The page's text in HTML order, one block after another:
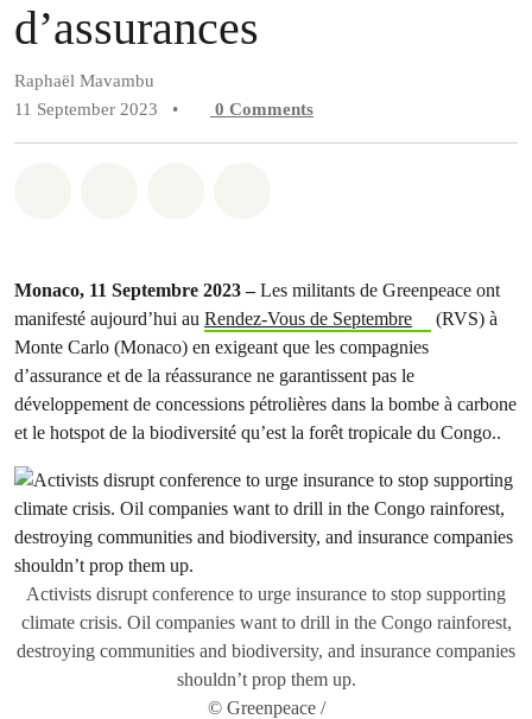
d’assurances
Raphaël Mavambu
11 September 2023
• 0 Comments
Monaco, 11 Septembre 2023 –Les militants de Greenpeace ont
manifesté aujourd’hui au Rendez-Vous de Septembre
(RVS) à
Monte Carlo (Monaco) en exigeant que les compagnies
d’assurance et de la réassurance ne garantissent pas le
développement de concessions pétrolières dans la bombe à carbone
et le hotspot de la biodiversité qu’est la forêt tropicale du Congo..
Activists disrupt conference to urge insurance to stop supporting
climate crisis. Oil companies want to drill in the Congo rainforest,
destroying communities and biodiversity, and insurance companies
shouldn’t prop them up.
© Greenpeace /